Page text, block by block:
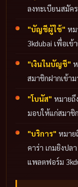
ลงทะเบียนสมัค
"บัญชีผู้ใช้" ห
3kdubai เพื่อเข้
"เงินในบัญชี"
สมาชิกฝากเข้
"โบนัส" หมายถึ
มอบให้แก่สมาชิ
"บริการ" หมาย
คาร่า เกมยิงป
แพลตฟอร์ม